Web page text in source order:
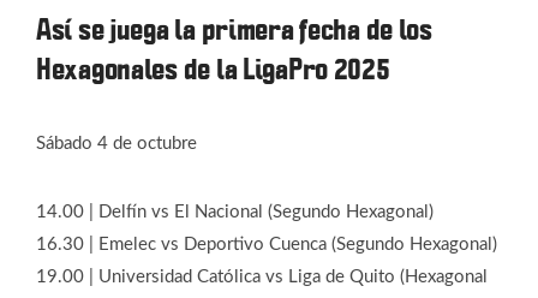
Así se juega la primera fecha de los
Hexagonales de la LigaPro 2025
Sábado 4 de octubre
14.00 | Delfín vs El Nacional (Segundo Hexagonal)
16.30 | Emelec vs Deportivo Cuenca (Segundo Hexagonal)
19.00 | Universidad Católica vs Liga de Quito (Hexagonal